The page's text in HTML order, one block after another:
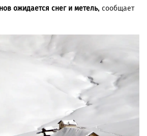
ожидается снег и метель, сообщает